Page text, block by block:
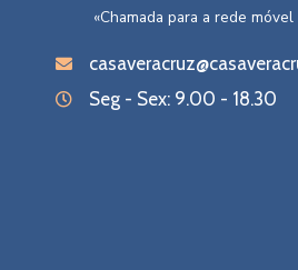
«Chamada para a rede
Seg - Sex: 9.00 - 18.30